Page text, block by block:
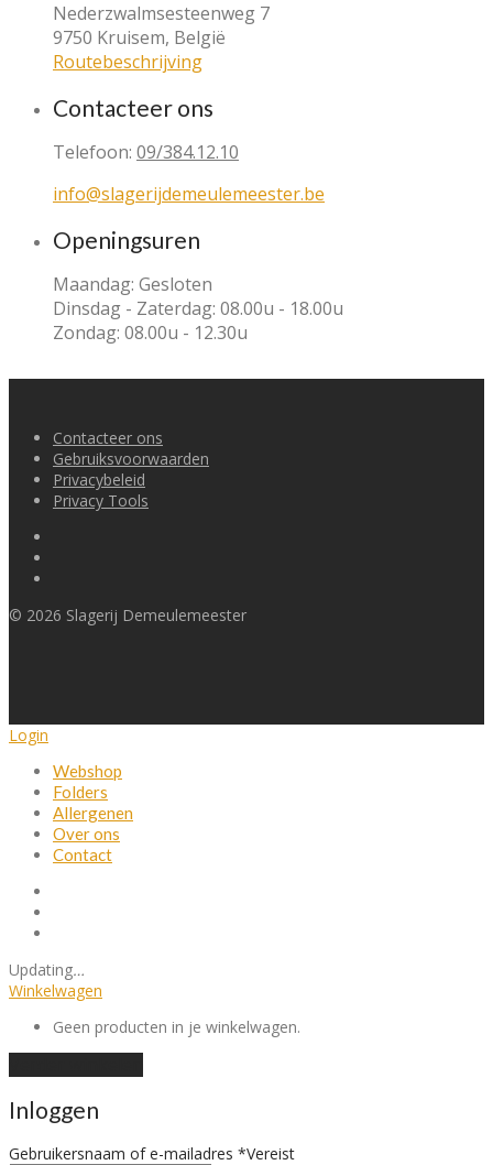
Nederzwalmsesteenweg 7
9750 Kruisem, België
Routebeschrijving
Contacteer ons
Telefoon: 09/384.12.10
info@slagerijdemeulemeester.be
Openingsuren
Maandag: Gesloten
Dinsdag - Zaterdag: 08.00u - 18.00u
Zondag: 08.00u - 12.30u
Contacteer ons
Gebruiksvoorwaarden
Privacybeleid
Privacy Tools
© 2026 Slagerij Demeulemeester
Login
Webshop
Folders
Allergenen
Over ons
Contact
Updating…
Winkelwagen
Geen producten in je winkelwagen.
Inloggen
Gebruikersnaam of e-mailadres *Vereist